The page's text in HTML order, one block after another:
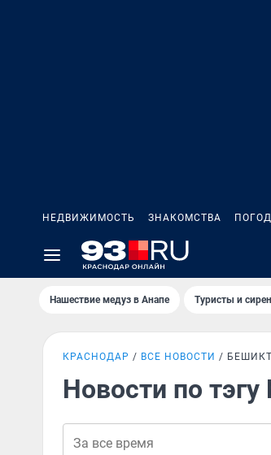
НЕДВИЖИМОСТЬ ЗНАКОМСТВА
Нашествие медуз в Анапе Туристы и
КРАСНОДАР ВСЕ НОВОСТИ
Новости по